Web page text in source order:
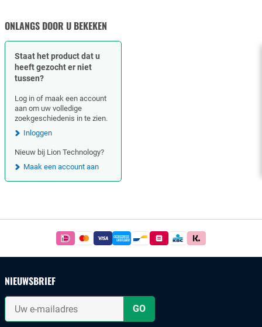
& SLANGKOPPELINGEN
ONLANGS DOOR U BEKEKEN
Staat het product dat u
heeft gezocht er niet
tussen?
Log in of maak een account
aan om uw volledige
zoekgeschiedenis in te zien.
Inloggen
Nieuw bij Lion Technology?
Maak een account aan
Betaal
simpel
iDeal
of
bankoverschrijving.
NIEUWSBRIEF
Uw
mailadres